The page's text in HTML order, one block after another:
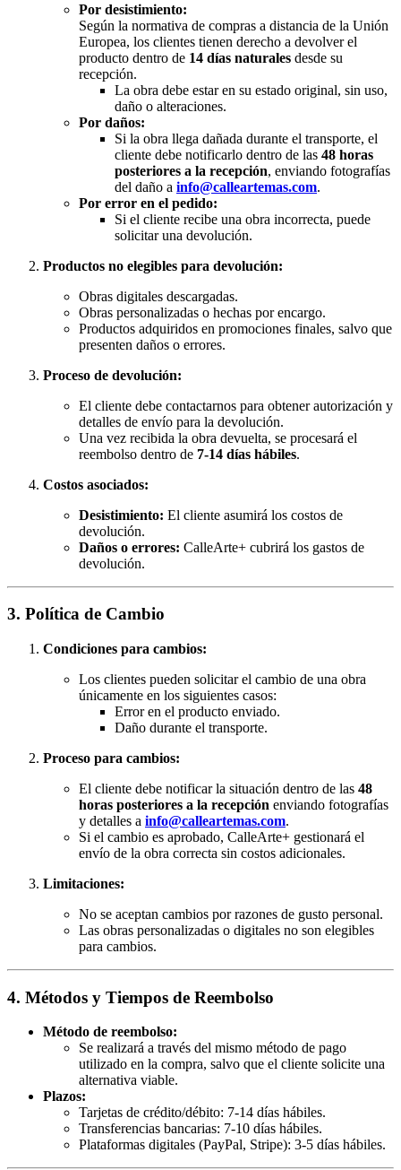
Por desistimiento:
Según la normativa de compras a distancia de la Unión
Europea, los clientes tienen derecho a devolver el
producto dentro de 14 días naturales desde su
recepción.
La obra debe estar en su estado original, sin uso,
daño o alteraciones.
Por daños:
Si la obra llega dañada durante el transporte, el
cliente debe notificarlo dentro de las 48 horas
posteriores a la recepción, enviando fotografías
del daño a info@calleartemas.com.
Por error en el pedido:
Si el cliente recibe una obra incorrecta, puede
solicitar una devolución.
Productos no elegibles para devolución:
Obras digitales descargadas.
Obras personalizadas o hechas por encargo.
Productos adquiridos en promociones finales, salvo que
presenten daños o errores.
Proceso de devolución:
El cliente debe contactarnos para obtener autorización y
detalles de envío para la devolución.
Una vez recibida la obra devuelta, se procesará el
reembolso dentro de 7-14 días hábiles.
Costos asociados:
Desistimiento: El cliente asumirá los costos de
devolución.
Daños o errores: CalleArte+ cubrirá los gastos de
devolución.
3. Política de Cambio
Condiciones para cambios:
Los clientes pueden solicitar el cambio de una obra
únicamente en los siguientes casos:
Error en el producto enviado.
Daño durante el transporte.
Proceso para cambios:
El cliente debe notificar la situación dentro de las 48
horas posteriores a la recepción enviando fotografías
y detalles a info@calleartemas.com.
Si el cambio es aprobado, CalleArte+ gestionará el
envío de la obra correcta sin costos adicionales.
Limitaciones:
No se aceptan cambios por razones de gusto personal.
Las obras personalizadas o digitales no son elegibles
para cambios.
4. Métodos y Tiempos de Reembolso
Método de reembolso:
Se realizará a través del mismo método de pago
utilizado en la compra, salvo que el cliente solicite una
alternativa viable.
Plazos:
Tarjetas de crédito/débito: 7-14 días hábiles.
Transferencias bancarias: 7-10 días hábiles.
Plataformas digitales (PayPal, Stripe): 3-5 días hábiles.